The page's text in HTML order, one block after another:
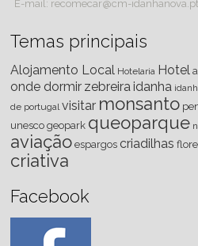
E-mail: recomecar@cm-idanhanova.pt
Temas principais
Alojamento Local Hotelaria Hotel
onde dormir zebreiraidanha
de portugal visitar monsanto
unesco geopark queoparque
aviação espargos criadilhas
criativa
Facebook